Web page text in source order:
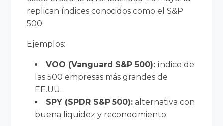
replican índices conocidos como el S&P
500.
Ejemplos:
VOO (Vanguard S&P 500): índice de
las 500 empresas más grandes de
EE.UU.
SPY (SPDR S&P 500): alternativa con
buena liquidez y reconocimiento.